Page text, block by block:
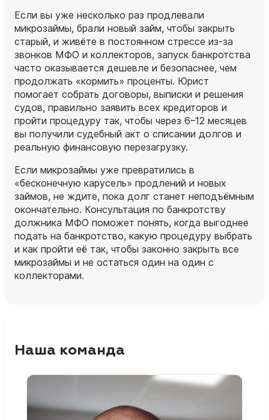
Если вы уже несколько раз продлевали
микрозаймы, брали новый займ, чтобы закрыть
старый, и живёте в постоянном стрессе из‑за
звонков МФО и коллекторов, запуск банкротства
часто оказывается дешевле и безопаснее, чем
продолжать «кормить» проценты. Юрист
помогает собрать договоры, выписки и решения
судов, правильно заявить всех кредиторов и
пройти процедуру так, чтобы через 6–12 месяцев
вы получили судебный акт о списании долгов и
реальную финансовую перезагрузку.
Если микрозаймы уже превратились в
«бесконечную карусель» продлений и новых
займов, не ждите, пока долг станет неподъёмным
окончательно. Консультация по банкротству
должника МФО поможет понять, когда выгоднее
подать на банкротство, какую процедуру выбрать
и как пройти её так, чтобы законно закрыть все
микрозаймы и не остаться один на один с
коллекторами.
Наша команда